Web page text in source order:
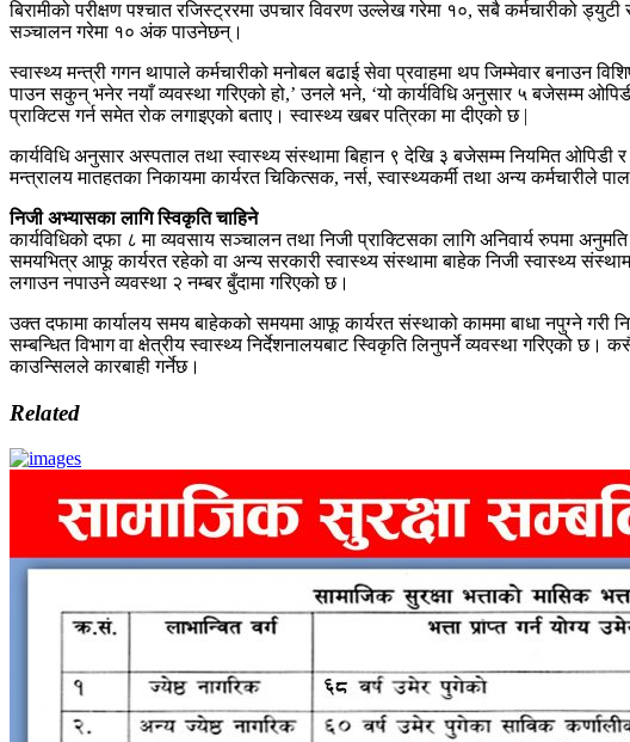
बिरामीको परीक्षण पश्चात रजिस्ट्ररमा उपचार विवरण उल्लेख गरेमा १०, सबै कर्मचारीको
सञ्चालन गरेमा १० अंक पाउनेछन्।
स्वास्थ्य मन्त्री गगन थापाले कर्मचारीको मनोबल बढाई सेवा प्रवाहमा थप जिम्मेवार बनाउन
पाउन सकुन् भनेर नयाँ व्यवस्था गरिएको हो,’ उनले भने, ‘यो कार्यविधि अनुसार ५ बजेसम्म
प्राक्टिस गर्न समेत रोक लगाइएको बताए। स्वास्थ्य खबर पत्रिका मा दीएको छ |
कार्यविधि अनुसार अस्पताल तथा स्वास्थ्य संस्थामा बिहान ९ देखि ३ बजेसम्म नियमित ओपिडी
मन्त्रालय मातहतका निकायमा कार्यरत चिकित्सक, नर्स, स्वास्थ्यकर्मी तथा अन्य कर्मचारीले
निजी अभ्यासका लागि स्विकृति चाहिने
कार्यविधिको दफा ८ मा व्यवसाय सञ्चालन तथा निजी प्राक्टिसका लागि अनिवार्य रुपमा
समयभित्र आफू कार्यरत रहेको वा अन्य सरकारी स्वास्थ्य संस्थामा बाहेक निजी स्वास्थ्य
लगाउन नपाउने व्यवस्था २ नम्बर बुँदामा गरिएको छ।
उक्त दफामा कार्यालय समय बाहेकको समयमा आफू कार्यरत संस्थाको काममा बाधा नपुग्ने गरी
सम्बन्धित विभाग वा क्षेत्रीय स्वास्थ्य निर्देशनालयबाट स्विकृति लिनुपर्ने व्यवस्था गरिएको छ।
काउन्सिलले कारबाही गर्नेछ।
Related